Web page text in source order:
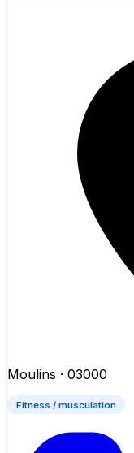
Moulins · 03000
Fitness / musculation